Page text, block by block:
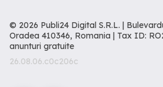
© 2026 Publi24 Digital S.R.L. |
Oradea 410346, Romania | Tax ID:
anunturi gratuite
26.08.06.c0c206c